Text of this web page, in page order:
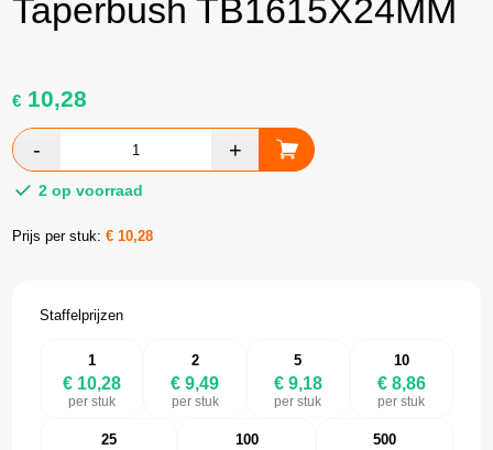
Taperbush TB1615X24MM
€ 10,28
2 op voorraad
Prijs per stuk:€10,28
Staffelprijzen
1
€ 10,28
per stuk
2
€ 9,49
per stuk
5
€ 9,18
per stuk
10
€ 8,86
per stuk
25 100 500